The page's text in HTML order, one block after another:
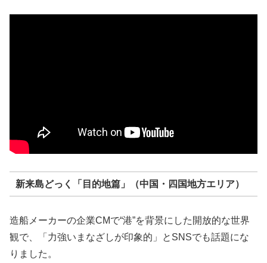
新来島どっく「目的地篇」（中国・四国地方エリア）
造船メーカーの企業CMで“港”を背景にした開放的な世界
観で、「力強いまなざしが印象的」とSNSでも話題にな
りました。